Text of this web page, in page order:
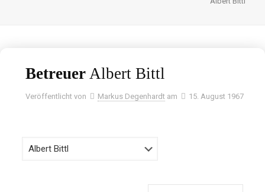
Betreuer Albert Bittl
Veröffentlicht von Markus Degenhardt am 15. August 1967